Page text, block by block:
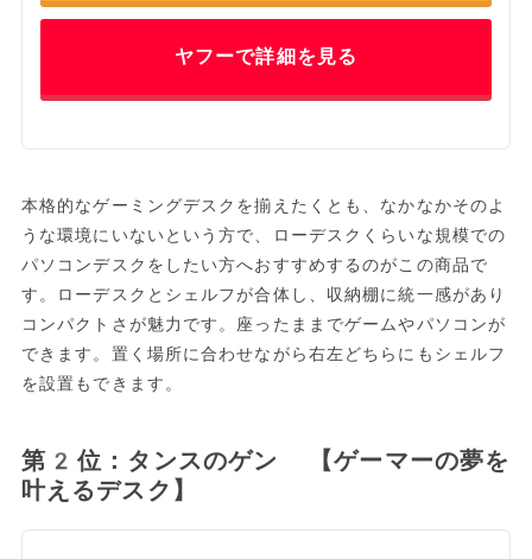
ヤフーで詳細を見る
本格的なゲーミングデスクを揃えたくとも、なかなかそのよ
うな環境にいないという方で、ローデスクくらいな規模での
パソコンデスクをしたい方へおすすめするのがこの商品で
す。ローデスクとシェルフが合体し、収納棚に統一感があり
コンパクトさが魅力です。座ったままでゲームやパソコンが
できます。置く場所に合わせながら右左どちらにもシェルフ
を設置もできます。
第2位：タンスのゲン 【ゲーマーの夢を
叶えるデスク】